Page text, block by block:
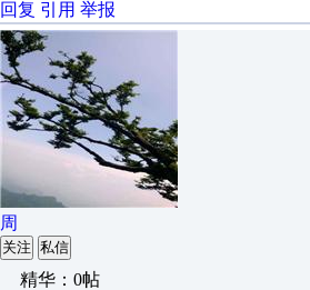
回复 引用 举报
周
关注 私信
精华：0帖